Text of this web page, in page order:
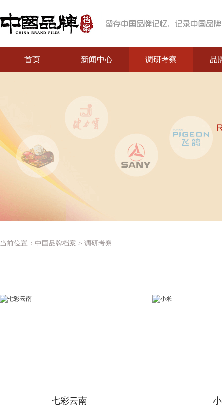
首页 新闻中心 调研考察 品
当前位置： 中国品牌档案 > 调研考察
七彩云南